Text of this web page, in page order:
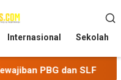
Internasional Sekolah
BEM Nusantara